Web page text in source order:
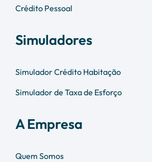
Crédito Pessoal
Simuladores
Simulador Crédito Habitação
Simulador de Taxa de Esforço
A Empresa
Quem Somos